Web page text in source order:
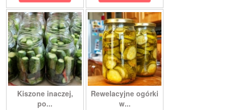
Kiszone inaczej,
po...
Rewelacyjne ogórki
w...